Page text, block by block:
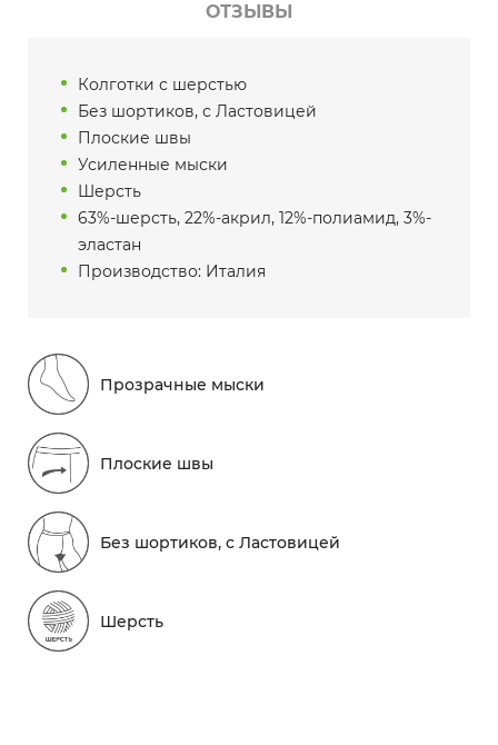
ОТЗЫВЫ
Колготки с шерстью
Без шортиков, с Ластовицей
Плоские швы
Усиленные мыски
Шерсть
63%-шерсть, 22%-акрил, 12%-полиамид, 3%-
эластан
Производство: Италия
Прозрачные мыски
Плоские швы
Без шортиков, с Ластовицей
Шерсть